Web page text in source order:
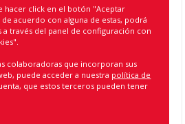
PARA
hacer click en el botón "Aceptar
acuerdo con alguna de estas, podrá
a través del panel de configuración con
colaboradoras que incorporan sus
puede acceder a nuestra política de
que estos terceros pueden tener